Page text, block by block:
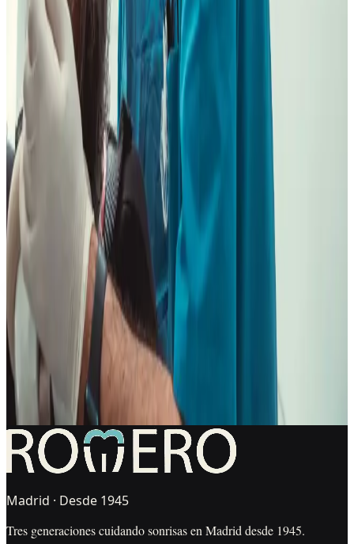
Pardiñas / Goya
Puede encajar mejor si trabajas o estudias hacia Atocha, Retiro,
Goya o Barrio de Salamanca.
Ver ruta
Primera visita gratuita
Cuéntanos motivo, zona y horarios.
Te orientamos a la clínica y doctor
adecuados antes de moverte.
Pedir primera visita Traer un presupuesto previo
Preguntas Frecuentes
Resolvemos tus dudas
¿Tenéis clínica dental en Embajadores?
¿Oca o Pardiñas desde Embajadores?
¿Puedo pedir primera visita gratuita si solo quiero
comparar un presupuesto?
Madrid · Desde 1945
Tres generaciones cuidando sonrisas en Madrid desde 1945.